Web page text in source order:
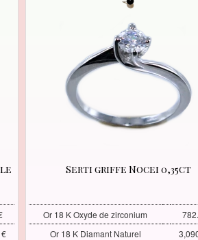
Serti griffe Nocei 0,35ct
Or 18 K Oxyde de zirconium
Or 18 K Diamant Naturel